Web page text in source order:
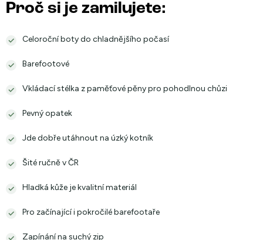
Proč si je zamilujete:
Celoroční boty do chladnějšího počasí
Barefootové
Vkládací stélka z paměťové pěny pro pohodlnou chůzi
Pevný opatek
Jde dobře utáhnout na úzký kotník
Šité ručně v ČR
Hladká kůže je kvalitní materiál
Pro začínající i pokročilé barefootaře
Zapínání na suchý zip